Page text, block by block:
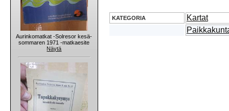
Aurinkomatkat -Solresor kesä-
sommaren 1971 -matkaesite
Näytä
KATEGORIA
Kartat